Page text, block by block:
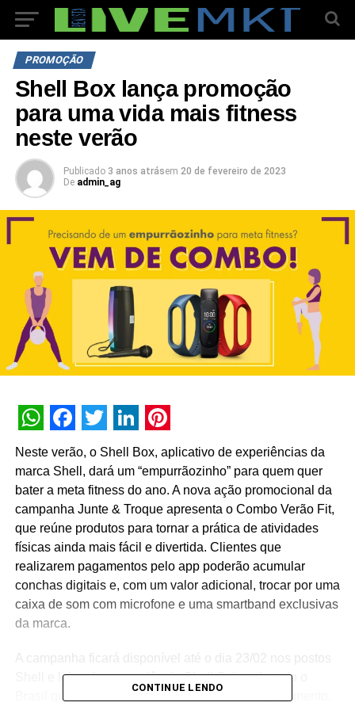
PROMOÇÃO
Shell Box lança promoção
para uma vida mais fitness
neste verão
Publicado 3 anos atrásem 20 de fevereiro de 2023
De admin_ag
WhatsApp
Facebook
Twitter
LinkedIn
Pinterest
Neste verão, o Shell Box, aplicativo de experiências da
marca Shell, dará um “empurrãozinho” para quem quer
bater a meta fitness do ano. A nova ação promocional da
campanha Junte & Troque apresenta o Combo Verão Fit,
que reúne produtos para tornar a prática de atividades
físicas ainda mais fácil e divertida. Clientes que
realizarem pagamentos pelo app poderão acumular
conchas digitais e, com um valor adicional, trocar por uma
caixa de som com microfone e uma smartband exclusivas
da marca.
A campanha ficará disponível até o dia 23/02 nos postos
Shell e lojas de conveniência Shell Select de todo o
Brasil que tenham Shell Box como forma de pagamento.
CONTINUE LENDO